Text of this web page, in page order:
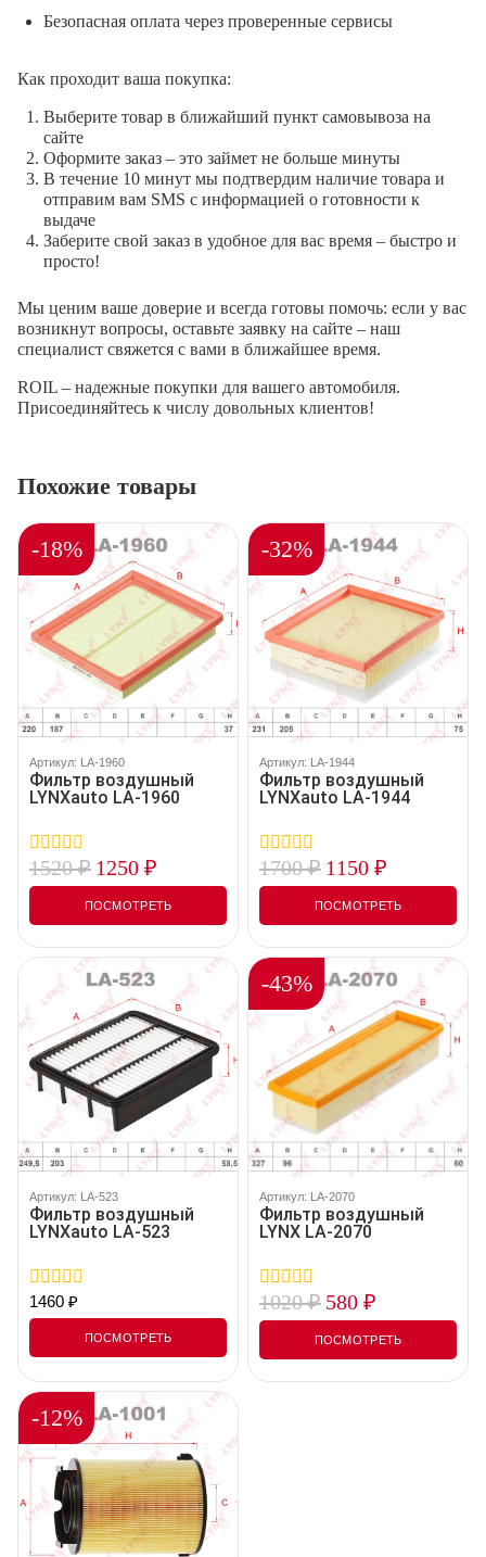
Безопасная оплата через проверенные сервисы
Как проходит ваша покупка:
Выберите товар в ближайший пункт самовывоза на
сайте
Оформите заказ – это займет не больше минуты
В течение 10 минут мы подтвердим наличие товара и
отправим вам SMS с информацией о готовности к
выдаче
Заберите свой заказ в удобное для вас время – быстро и
просто!
Мы ценим ваше доверие и всегда готовы помочь: если у вас
возникнут вопросы, оставьте заявку на сайте – наш
специалист свяжется с вами в ближайшее время.
ROIL – надежные покупки для вашего автомобиля.
Присоединяйтесь к числу довольных клиентов!
Похожие товары
-18%
Артикул: LA-1960
Фильтр воздушный
LYNXauto LA-1960
0
out
5
1520₽ 1250 ₽
ПОСМОТРЕТЬ
-32%
Артикул: LA-1944
Фильтр воздушный
LYNXauto LA-1944
0
out
5
1700₽ 1150 ₽
ПОСМОТРЕТЬ
Артикул: LA-523
Фильтр воздушный
LYNXauto LA-523
0
out
5
1460 ₽
ПОСМОТРЕТЬ
-43%
Артикул: LA-2070
Фильтр воздушный
LYNX LA-2070
0
out
5
1020₽ 580 ₽
ПОСМОТРЕТЬ
-12%